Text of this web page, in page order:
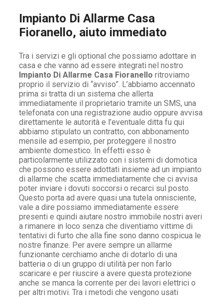
Impianto Di Allarme Casa
Fioranello, aiuto immediato
Tra i servizi e gli optional che possiamo adottare in
casa e che vanno ad essere integrati nel nostro
Impianto Di Allarme Casa Fioranello ritroviamo
proprio il servizio di “avviso”. L’abbiamo accennato
prima si tratta di un sistema che allerta
immediatamente il proprietario tramite un SMS, una
telefonata con una registrazione audio oppure avvisa
direttamente le autorità e l’eventuale ditta fu qui
abbiamo stipulato un contratto, con abbonamento
mensile ad esempio, per proteggere il nostro
ambiente domestico. In effetti esso è
particolarmente utilizzato con i sistemi di domotica
che possono essere adottati insieme ad un impianto
di allarme che scatta immediatamente che ci avvisa
poter inviare i dovuti soccorsi o recarci sul posto.
Questo porta ad avere quasi una tutela onnisciente,
vale a dire possiamo immediatamente essere
presenti e quindi aiutare nostro immobile nostri averi
a rimanere in loco senza che diventiamo vittime di
tentativi di furto che alla fine sono danno cospicua le
nostre finanze. Per avere sempre un allarme
funzionante cerchiamo anche di dotarlo di una
batteria o di un gruppo di utilità per non farlo
scaricare e per riuscire a avere questa protezione
anche se manca la corrente per dei lavori elettrici o
per altri motivi. Tra i metodi che vengono usati